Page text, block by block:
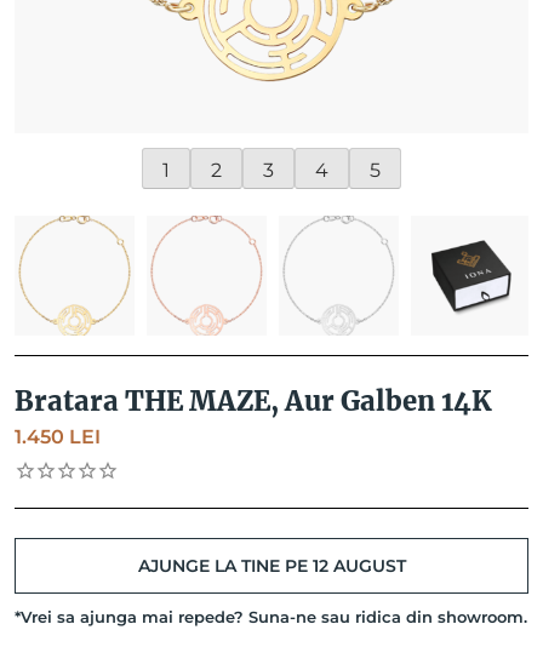
1 2 3 4 5
Bratara THE MAZE, Aur Galben 14K
1.450 LEI
AJUNGE LA TINE PE 12 AUGUST
*Vrei sa ajunga mai repede? Suna-ne sau ridica din showroom.